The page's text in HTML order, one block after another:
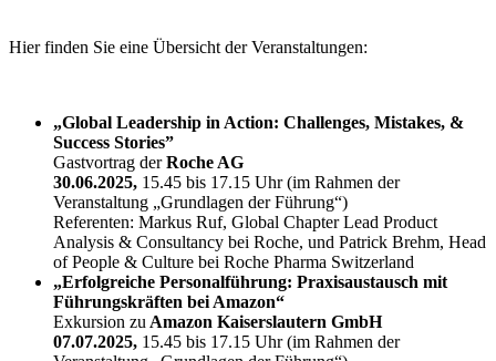
Hier finden Sie eine Übersicht der Veranstaltungen:
„Global Leadership in Action: Challenges, Mistakes, &
Success Stories”
Gastvortrag derRoche AG
30.06.2025, 15.45 bis 17.15 Uhr (im Rahmen der
Veranstaltung „Grundlagen der Führung“)
Referenten: Markus Ruf, Global Chapter Lead Product
Analysis & Consultancy bei Roche, und Patrick Brehm, Head
of People & Culture bei Roche Pharma Switzerland
„Erfolgreiche Personalführung: Praxisaustausch mit
Führungskräften bei Amazon“
Exkursion zu Amazon Kaiserslautern GmbH
07.07.2025, 15.45 bis 17.15 Uhr (im Rahmen der